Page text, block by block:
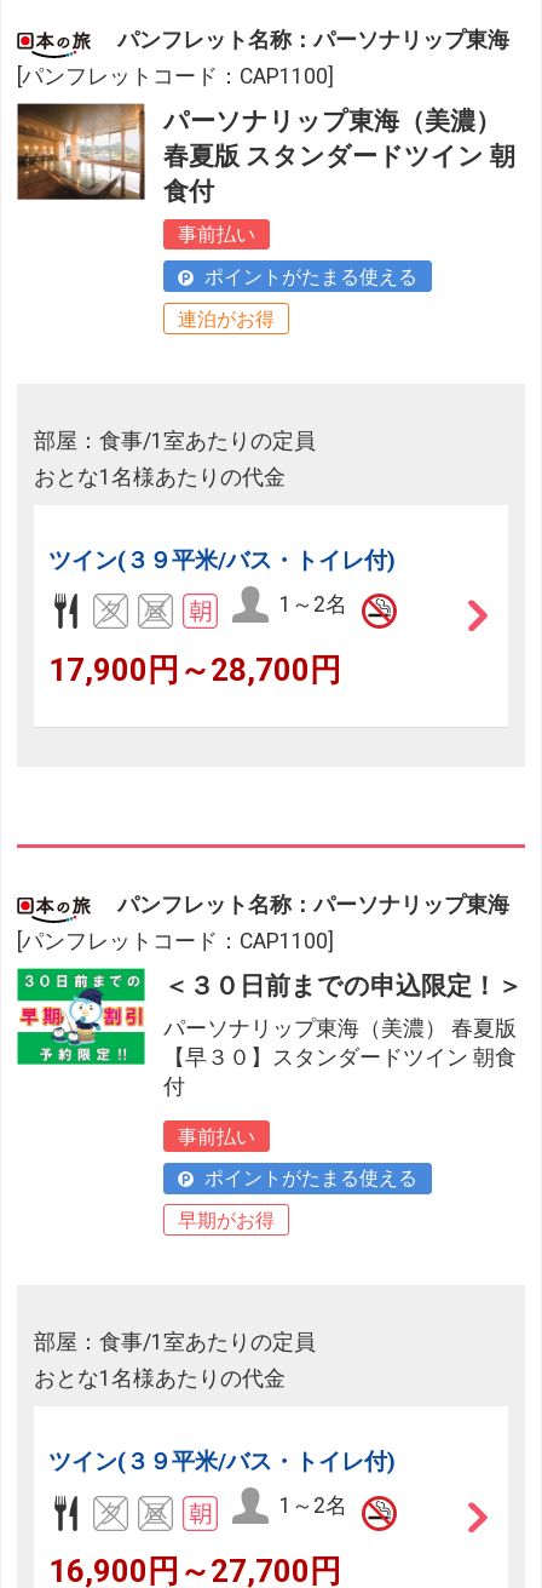
パンフレット名称：パーソナリップ東海
[パンフレットコード：CAP1100]
パーソナリップ東海（美濃）
春夏版 スタンダードツイン 朝
食付
事前払い
ポイントがたまる使える
連泊がお得
部屋：食事/1室あたりの定員
おとな1名様あたりの代金
ツイン(３９平米/バス・トイレ付)
1～2名
17,900円～28,700円
パンフレット名称：パーソナリップ東海
[パンフレットコード：CAP1100]
＜３０日前までの申込限定！＞
パーソナリップ東海（美濃） 春夏版
【早３０】スタンダードツイン 朝食
付
事前払い
ポイントがたまる使える
早期がお得
部屋：食事/1室あたりの定員
おとな1名様あたりの代金
ツイン(３９平米/バス・トイレ付)
1～2名
16,900円～27,700円